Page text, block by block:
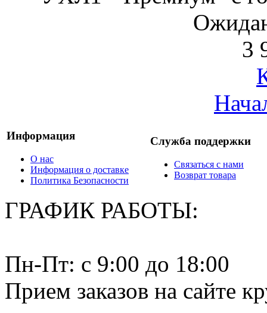
3
Информация
О нас
Информация о доставке
Политика Безопасности
Служба поддержки
Связаться с нами
Возврат товара
ГРАФИК РАБОТЫ:
Пн-Пт: c 9:00 до 18:00
Прием заказов на сайте